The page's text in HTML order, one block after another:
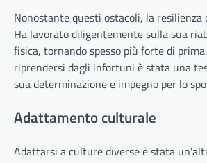
Nonostante questi ostacoli, la resilienza
Ha lavorato diligentemente sulla sua
fisica, tornando spesso più forte di
riprendersi dagli infortuni è stata una
sua determinazione e impegno per lo
Adattamento culturale
Adattarsi a culture diverse è stata